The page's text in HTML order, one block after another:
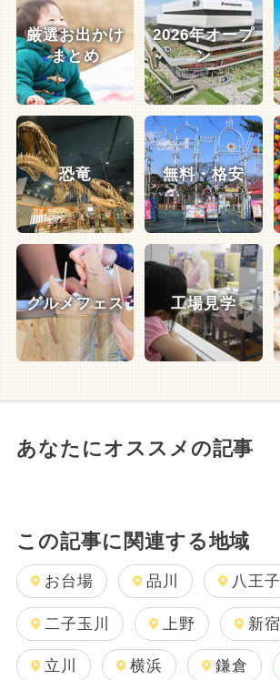
厳選お出かけ
まとめ
2026年オープ
ン
恐竜 無料・格安
グルメフェス 工場見学
あなたにオススメの記事
この記事に関連する地域
お台場 品川 八王子
二子玉川 上野 新宿
立川 横浜 鎌倉